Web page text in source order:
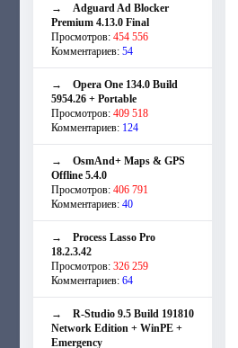
→ Adguard Ad Blocker
Premium 4.13.0 Final
Просмотров: 454 556
Комментариев: 54
→ Opera One 134.0 Build
5954.26 + Portable
Просмотров: 409 518
Комментариев: 124
→ OsmAnd+ Maps & GPS
Offline 5.4.0
Просмотров: 406 791
Комментариев: 40
→ Process Lasso Pro
18.2.3.42
Просмотров: 326 259
Комментариев: 64
→ R-Studio 9.5 Build 191810
Network Edition + WinPE +
Emergency